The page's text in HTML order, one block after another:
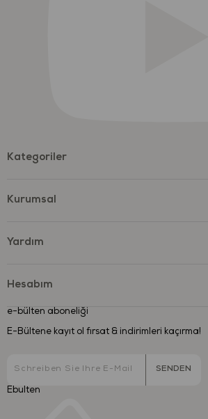
Kategoriler
Kurumsal
Yardım
Hesabım
e-bülten aboneliği
E-Bültene kayıt ol fırsat & indirimleri kaçırma!
SENDEN
Ebulten